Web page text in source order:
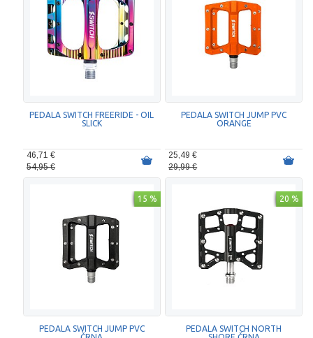
PEDALA SWITCH FREERIDE - OIL
SLICK
46,71 €
54,95 €
PEDALA SWITCH JUMP PVC
ORANGE
25,49 €
29,99 €
15 %
PEDALA SWITCH JUMP PVC
20 %
PEDALA SWITCH NORTH